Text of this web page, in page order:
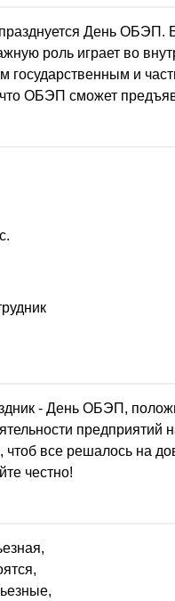
День ОБЭП.
роль играет во
государственным и
ОБЭП сможет
- День ОБЭП,
предприятий
чтоб все решалось на
честно!